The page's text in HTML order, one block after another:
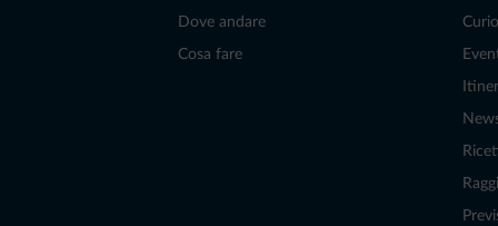
Dove andare
Cosa fare